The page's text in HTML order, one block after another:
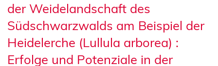
der Weidelandschaft des
Südschwarzwalds am Beispiel der
Heidelerche (Lullula arborea) :
Erfolge und Potenziale in der